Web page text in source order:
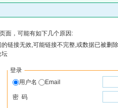
面，可能有如下几个原因:
链接无效,可能链接不完整,或数据已被删
坛
登录
用户名
Email
密 码